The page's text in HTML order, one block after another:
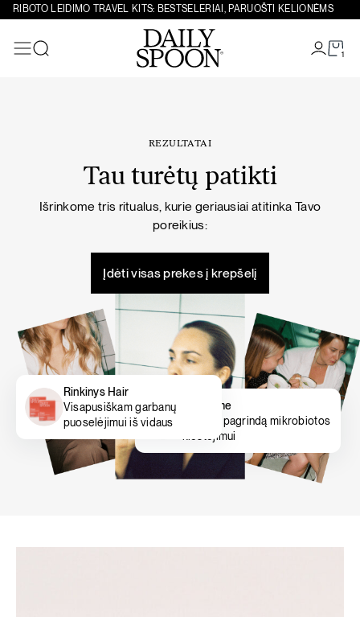
Eiti prie turinio
RIBOTO LEIDIMO TRAVEL KITS: BESTSELERIAI, PARUOŠTI KELIONĖMS
1
REZULTATAI
Tau turėtų patikti
Išrinkome tris ritualus, kurie geriausiai atitinka Tavo
poreikius:
Įdėti visas prekes į krepšelį
Gut prime
Padeda pagrindą mikrobiotos
klestėjimui
Rinkinys Hair
Visapusiškam garbanų
puoselėjimui iš vidaus